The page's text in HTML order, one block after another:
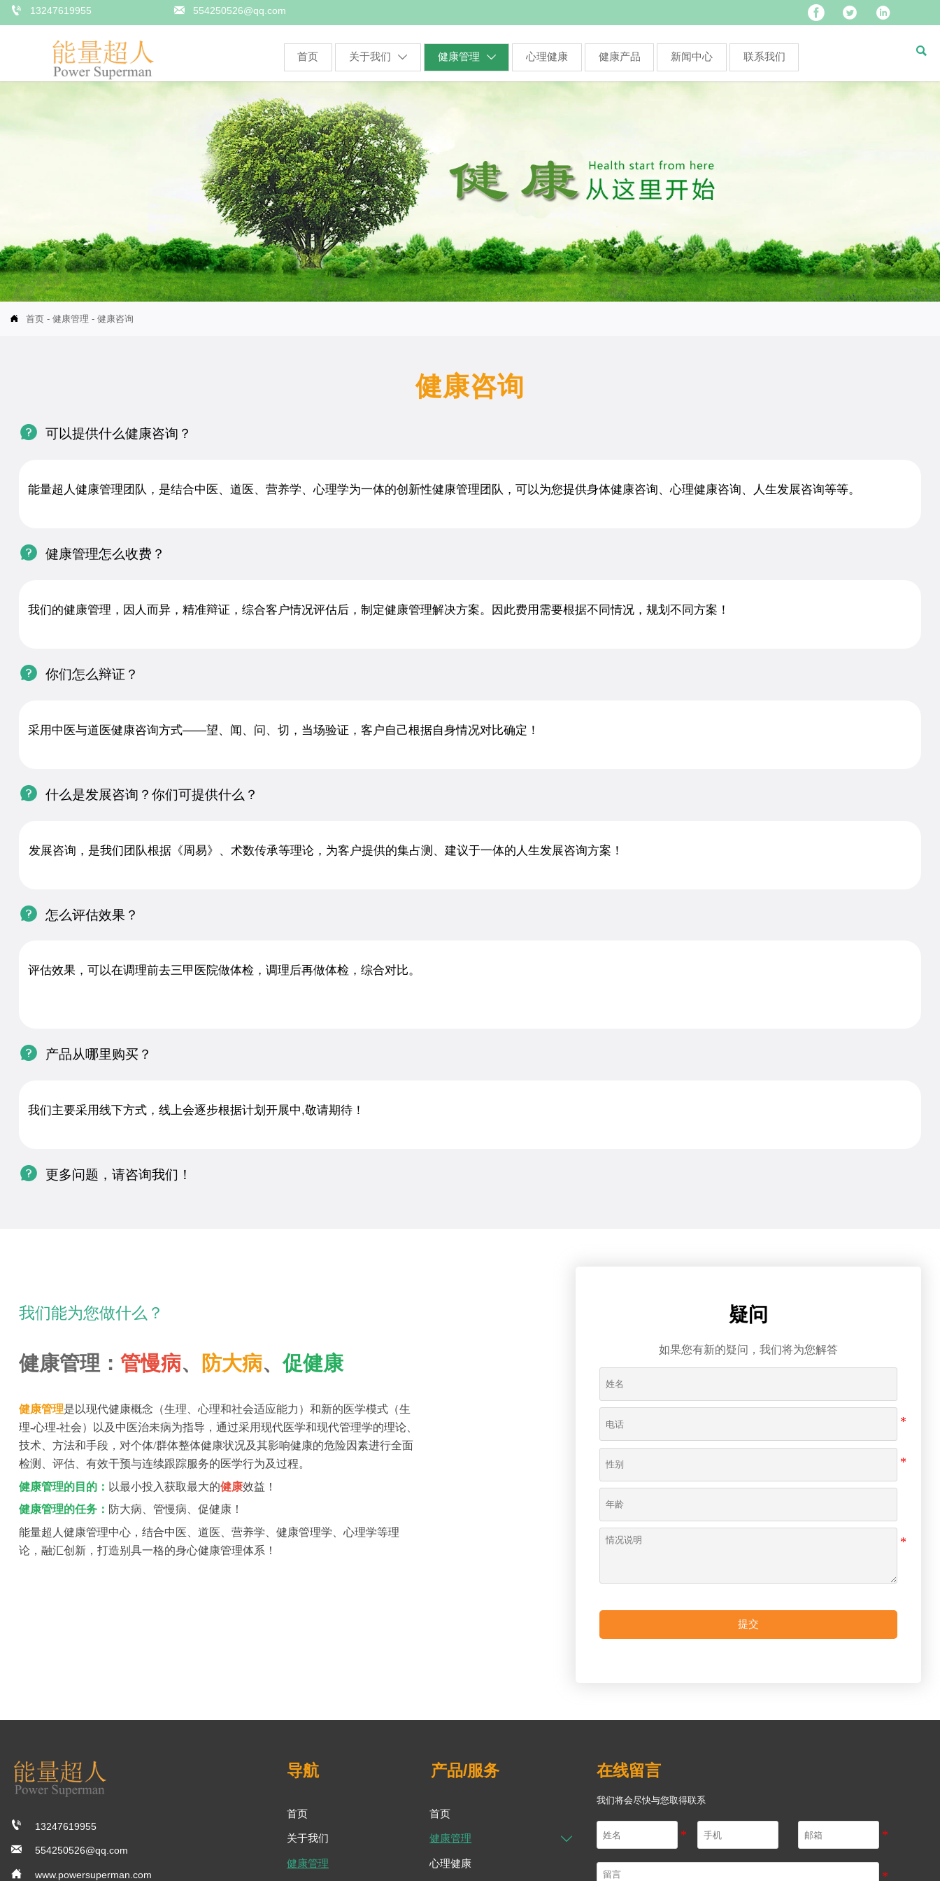
 13247619955  554250526@qq.com   
首页 关于我们  健康管理  心理健康 健康产品 新闻中心 联系我们 
 首页- 健康管理 - 健康咨询
健康咨询
 可以提供什么健康咨询？
能量超人健康管理团队，是结合中医、道医、营养学、心理学为一体的创新性健康管理团队，可以为您提供身体健康咨询、心理健康咨询、人生发展咨询等等。
 健康管理怎么收费？
我们的健康管理，因人而异，精准辩证，综合客户情况评估后，制定健康管理解决方案。因此费用需要根据不同情况，规划不同方案！
 你们怎么辩证？
采用中医与道医健康咨询方式——望、闻、问、切，当场验证，客户自己根据自身情况对比确定！
 什么是发展咨询？你们可提供什么？
发展咨询，是我们团队根据《周易》、术数传承等理论，为客户提供的集占测、建议于一体的人生发展咨询方案！
 怎么评估效果？
评估效果，可以在调理前去三甲医院做体检，调理后再做体检，综合对比。
 产品从哪里购买？
我们主要采用线下方式，线上会逐步根据计划开展中,敬请期待！
 更多问题，请咨询我们！
我们能为您做什么？
健康管理： 管慢病、 防大病、促健康
健康管理是以现代健康概念（生理、心理和社会适应能力）和新的医学模式（生
理-心理-社会）以及中医治未病为指导，通过采用现代医学和现代管理学的理论、
技术、方法和手段，对个体/群体整体健康状况及其影响健康的危险因素进行全面
检测、评估、有效干预与连续跟踪服务的医学行为及过程。
健康管理的目的： 以最小投入获取最大的健康效益！
健康管理的任务： 防大病、管慢病、促健康！
能量超人健康管理中心，结合中医、道医、营养学、健康管理学、心理学等理
论，融汇创新，打造别具一格的身心健康管理体系！
疑问
如果您有新的疑问，我们将为您解答
提交
 13247619955
 554250526@qq.com
 www.powersuperman.com
导航
首页
关于我们
健康管理
产品/服务
首页
健康管理 
心理健康
在线留言
我们将会尽快与您取得联系